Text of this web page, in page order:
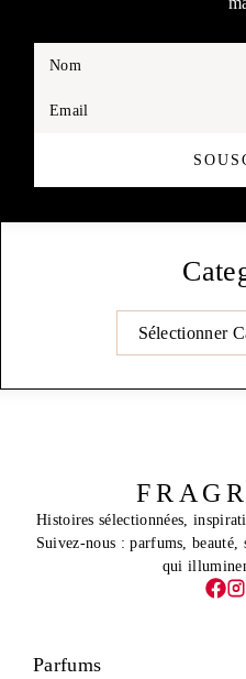
Nom
Email
Catégories
Histoires sélectionnées,
Suivez-nous : parfums,
qui
Parfums